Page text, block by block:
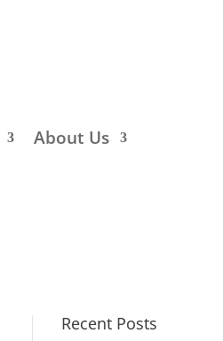
About Us
Recent Posts